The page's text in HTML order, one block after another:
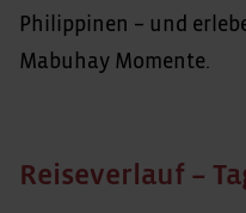
Philippinen – und
Mabuhay Momente.
Reiseverlauf –